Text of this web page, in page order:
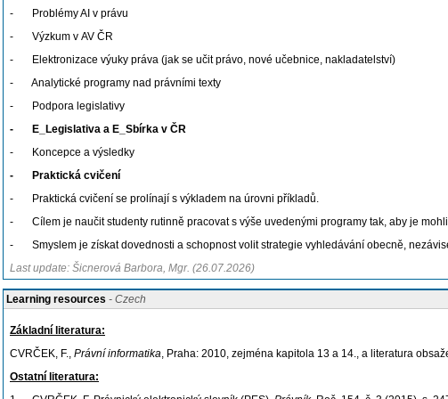
- Problémy AI v právu
- Výzkum v AV ČR
- Elektronizace výuky práva (jak se učit právo, nové učebnice, nakladatelství)
- Analytické programy nad právními texty
- Podpora legislativy
- E_Legislativa a E_Sbírka v ČR
- Koncepce a výsledky
- Praktická cvičení
- Praktická cvičení se prolínají s výkladem na úrovni příkladů.
- Cílem je naučit studenty rutinně pracovat s výše uvedenými programy tak, aby je
- Smyslem je získat dovednosti a schopnost volit strategie vyhledávání obecně,
Last update: Šicnerová Barbora, Mgr. (26.07.2026)
Learning resources - Czech
Základní literatura:
CVRČEK, F., Právní informatika, Praha: 2010, zejména kapitola 13 a 14., a literatura
Ostatní literatura: